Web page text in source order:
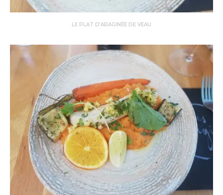
LE PLAT D’ARAGINÉE DE VEAU